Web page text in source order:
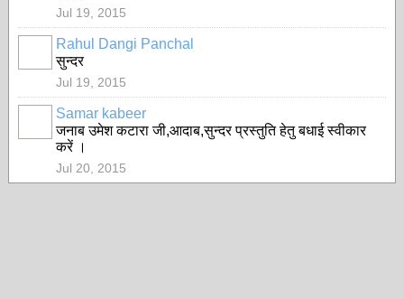
Jul 19, 2015
Rahul Dangi Panchal
सुन्दर
Jul 19, 2015
Samar kabeer
जनाब उमेश कटारा जी,आदाब,सुन्दर प्रस्तुति हेतु बधाई स्वीकार
करें ।
Jul 20, 2015